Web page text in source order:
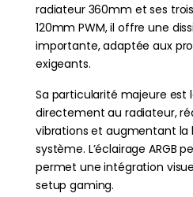
radiateur 360mm et ses
120mm PWM, il offre une
importante, adaptée aux
exigeants.
Sa particularité majeure est
directement au radiateur,
vibrations et augmentant la
système. L’éclairage ARGB
permet une intégration
setup gaming.